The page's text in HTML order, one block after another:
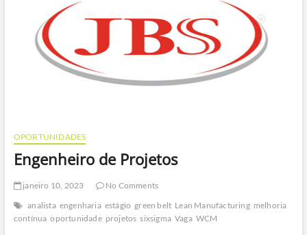
OPORTUNIDADES
Engenheiro de Projetos
janeiro 10, 2023
No Comments
analista engenharia estágio green belt Lean Manufacturing melhoria
contínua oportunidade projetos sixsigma Vaga WCM